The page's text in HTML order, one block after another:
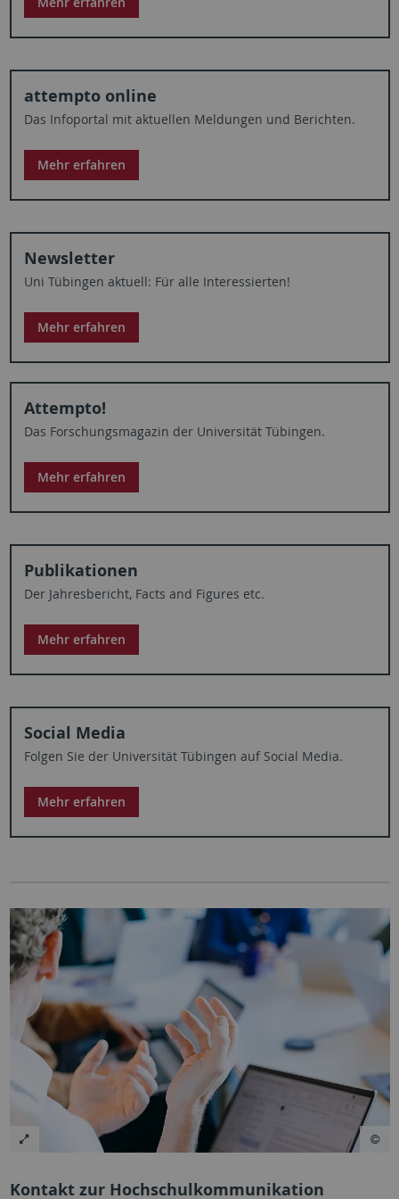
attempto online
Das Infoportal mit aktuellen Meldungen und Berichten.
Mehr erfahren
Newsletter
Uni Tübingen aktuell: Für alle Interessierten!
Mehr erfahren
Attempto!
Das Forschungsmagazin der Universität Tübingen.
Mehr erfahren
Publikationen
Der Jahresbericht, Facts and Figures etc.
Mehr erfahren
Social Media
Folgen Sie der Universität Tübingen auf Social Media.
Mehr erfahren
Kontakt zur Hochschulkommunikation